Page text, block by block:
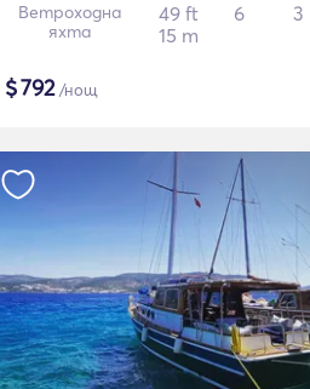
Ветроходна
яхта
49 ft
15 m
6 3
$792/нощ